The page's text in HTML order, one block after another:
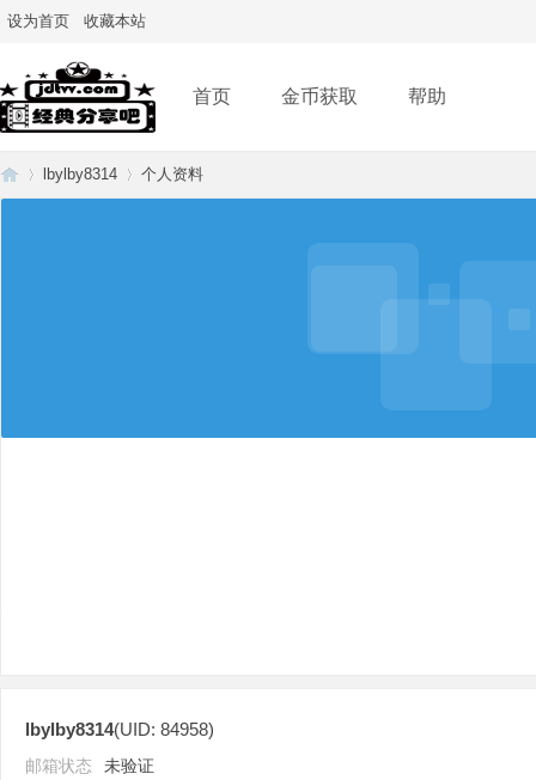
设为首页 收藏本站
首页 金币获取 帮助
lbylby8314 个人资料
lbylby8314(UID: 84958)
邮箱状态 未验证